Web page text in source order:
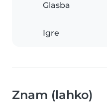
Glasba
Igre
Znam (lahko)